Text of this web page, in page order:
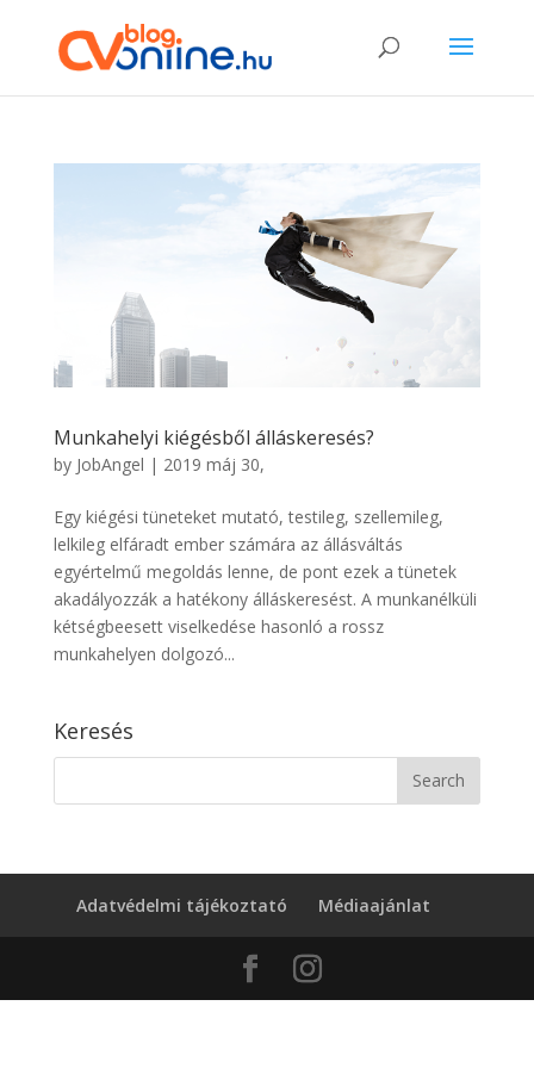
Munkahelyi kiégésből álláskeresés?
by JobAngel | 2019 máj 30,
Egy kiégési tüneteket mutató, testileg, szellemileg,
lelkileg elfáradt ember számára az állásváltás
egyértelmű megoldás lenne, de pont ezek a tünetek
akadályozzák a hatékony álláskeresést. A munkanélküli
kétségbeesett viselkedése hasonló a rossz
munkahelyen dolgozó...
Keresés
Adatvédelmi tájékoztató Médiaajánlat